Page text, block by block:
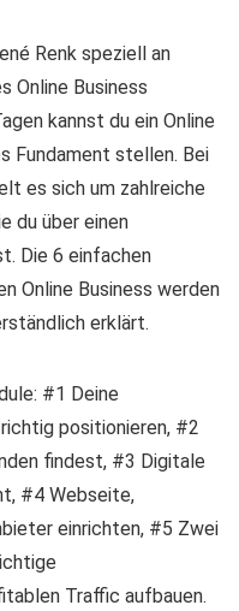
Renk speziell an
Online Business
kannst du ein Online
Fundament stellen. Bei
es sich um zahlreiche
du über einen
Die 6 einfachen
Online Business werden
erklärt.
#1 Deine
positionieren, #2
findest, #3 Digitale
#4 Webseite,
einrichten, #5 Zwei
Traffic aufbauen.